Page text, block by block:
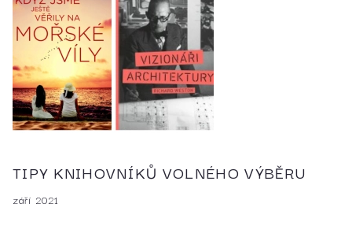
TIPY KNIHOVNÍKŮ VOLNÉHO VÝBĚRU
září 2021